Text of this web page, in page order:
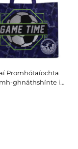
Promhótaíochta
ghnáthshínte i